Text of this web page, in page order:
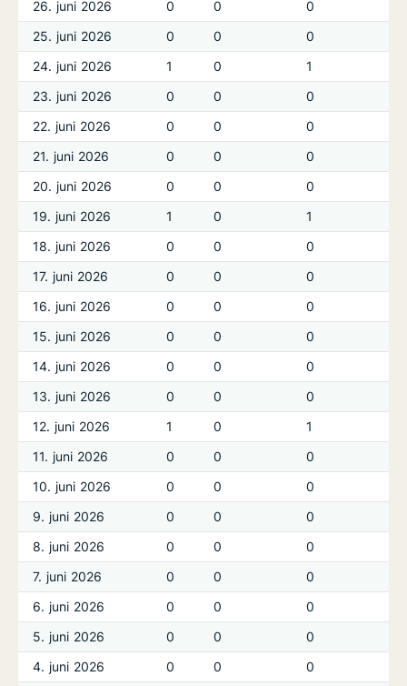
26. juni 2026 0 0
0
25. juni 2026
0 0
0
24. juni 2026
1 0
1
23. juni 2026
0 0
0
22. juni 2026
0 0
0
21. juni 2026
0 0
0
20. juni 2026
0 0
0
19. juni 2026
1 0
1
18. juni 2026
0 0
0
17. juni 2026
0 0
0
16. juni 2026
0 0
0
15. juni 2026
0 0
0
14. juni 2026
0 0
0
13. juni 2026
0 0
0
12. juni 2026
1 0
1
11. juni 2026
0 0
0
10. juni 2026
0 0
0
9. juni 2026
0 0
0
8. juni 2026
0 0
0
7. juni 2026
0 0
0
6. juni 2026
0 0
0
5. juni 2026
0 0
0
4. juni 2026
0 0
0